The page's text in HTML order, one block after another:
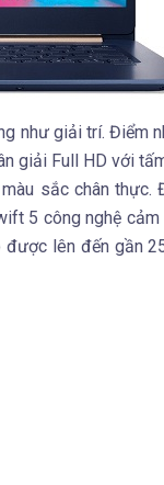
như giải trí. Điểm
giải Full HD với
sắc chân thực.
5 công nghệ
lên đến gần